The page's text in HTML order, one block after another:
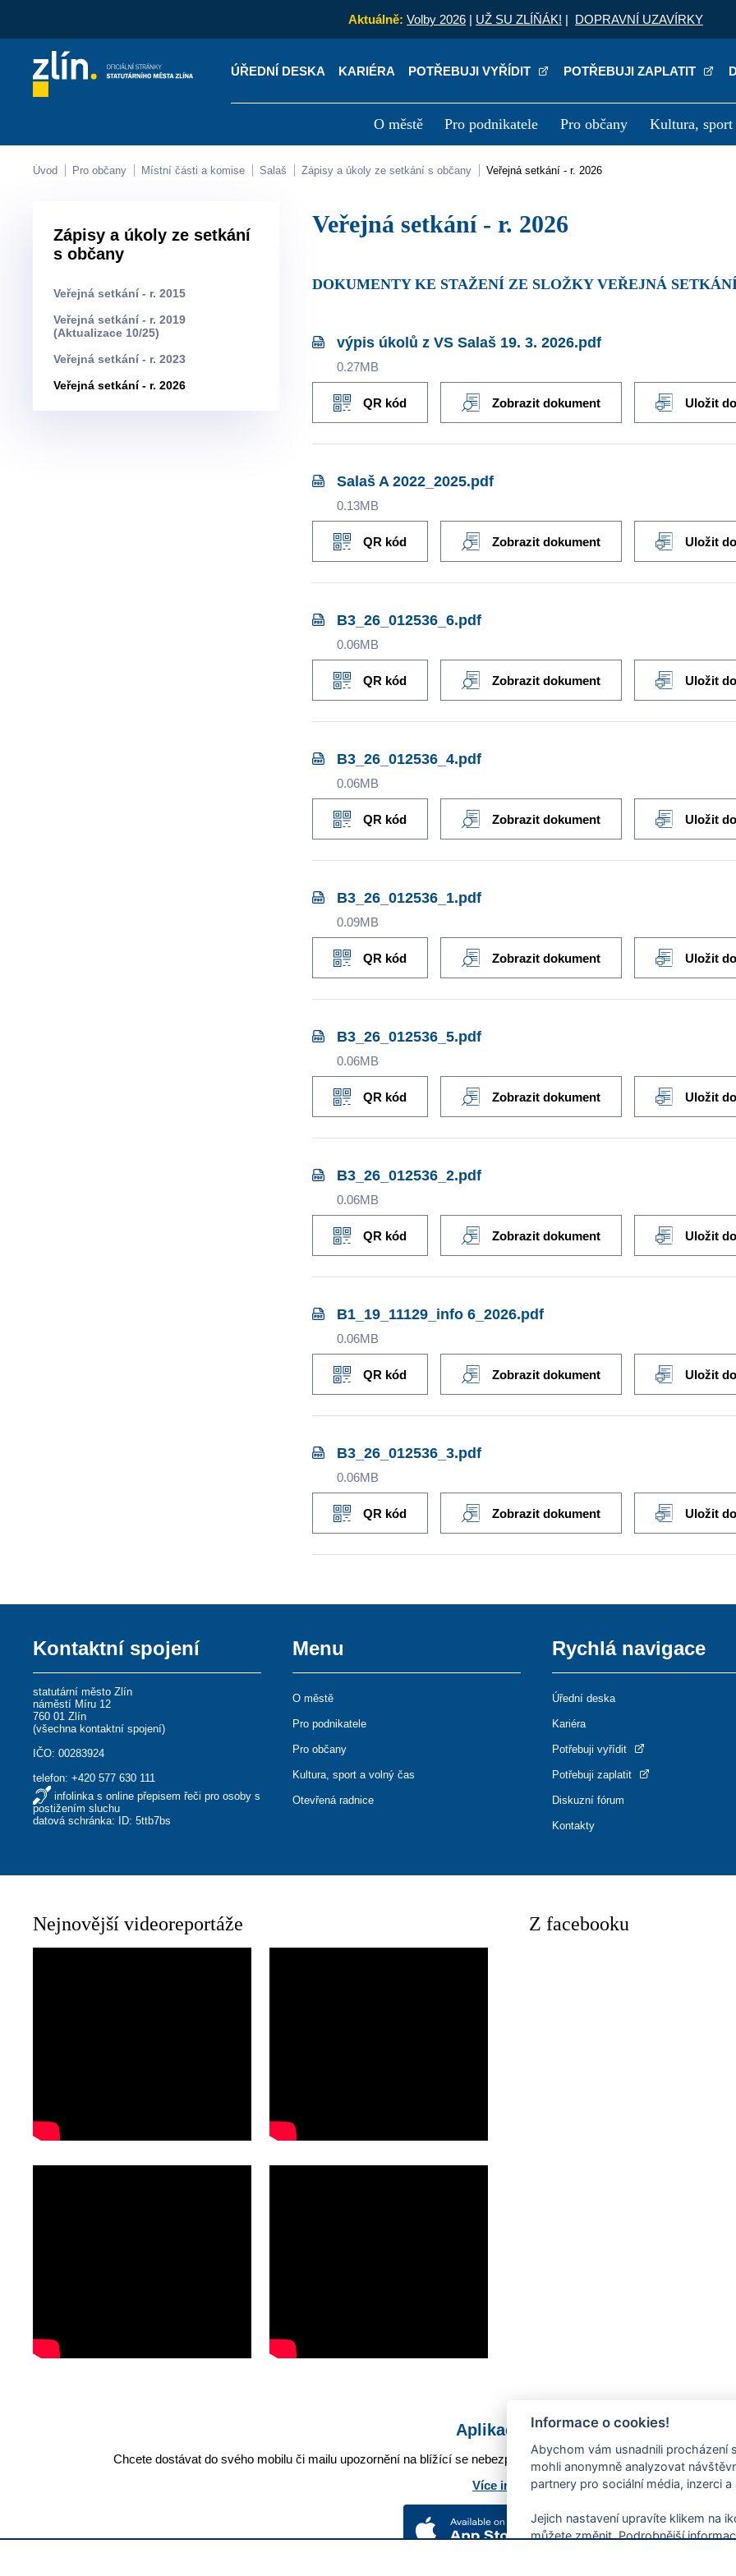
Aktuálně: Volby 2026 | UŽ SU ZLÍŇÁK! | DOPRAVNÍ UZAVÍRKY
ÚŘEDNÍ DESKA KARIÉRA POTŘEBUJI VYŘÍDIT POTŘEBUJI ZAPLATIT
O městě Pro podnikatele Pro občany Kultura, sport
Kontakty Úřední deska Kariéra
Úvod Pro občany Místní části a komise Salaš Zápisy a úkoly ze setkání s občany Veřejná setkání - r. 2026
Zápisy a úkoly ze setkání
s občany
Veřejná setkání - r. 2015
Veřejná setkání - r. 2019
(Aktualizace 10/25)
Veřejná setkání - r. 2023
Veřejná setkání - r. 2026
Veřejná setkání - r. 2026
DOKUMENTY KE STAŽENÍ ZE SLOŽKY VEŘEJNÁ
výpis úkolů z VS Salaš 19. 3. 2026.pdf
0.27MB
QR kód Zobrazit dokument Uložit
Salaš A 2022_2025.pdf
0.13MB
QR kód Zobrazit dokument Uložit
B3_26_012536_6.pdf
0.06MB
QR kód Zobrazit dokument Uložit
B3_26_012536_4.pdf
0.06MB
QR kód Zobrazit dokument Uložit
B3_26_012536_1.pdf
0.09MB
QR kód Zobrazit dokument Uložit
B3_26_012536_5.pdf
0.06MB
QR kód Zobrazit dokument Uložit
B3_26_012536_2.pdf
0.06MB
QR kód Zobrazit dokument Uložit
B1_19_11129_info 6_2026.pdf
0.06MB
QR kód Zobrazit dokument Uložit
B3_26_012536_3.pdf
0.06MB
QR kód Zobrazit dokument Uložit
Kontaktní spojení
statutární město Zlín
náměstí Míru 12
760 01 Zlín
(všechna kontaktní spojení)
IČO: 00283924
telefon:+420 577 630 111
infolinka s online přepisem řeči pro osoby s
postižením sluchu
datová schránka: ID: 5ttb7bs
Menu
O městě
Pro podnikatele
Pro občany
Kultura, sport a volný čas
Otevřená radnice
Rychlá navigace
Úřední deska
Kariéra
Potřebuji vyřídit
Potřebuji zaplatit
Diskuzní fórum
Kontakty
Nejnovější videoreportáže Z facebooku
Aplikace Mobilní rozhlas
Chcete dostávat do svého mobilu či mailu upozornění na blížící se nebezpečí, odstávky, poruchy a výpadky
Více informací o aplikaci
Informace o cookies!
Abychom vám usnadnili procházení
mohli anonymně analyzovat
partnery pro sociální média, inzerci a
Jejich nastavení upravíte klikem na
můžete změnit. Podrobnější